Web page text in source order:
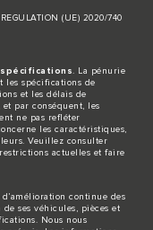
(UE) 2020/740
. La pénurie
les spécifications de
et les délais de
par conséquent, les
ne pas refléter
les caractéristiques,
Veuillez consulter
actuelles et faire
continue des
ses véhicules, pièces et
Nous nous